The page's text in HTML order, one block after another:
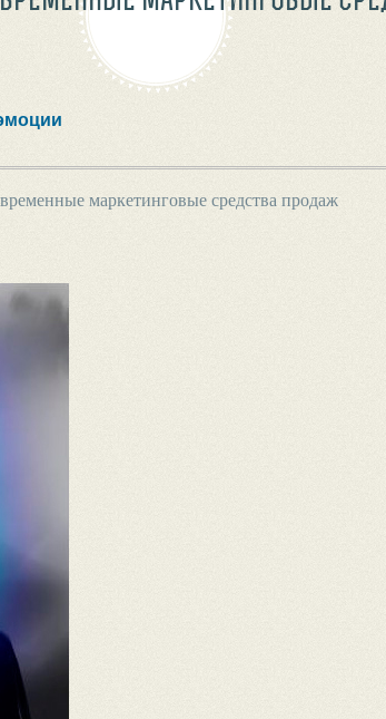
маркетинговые средства продаж